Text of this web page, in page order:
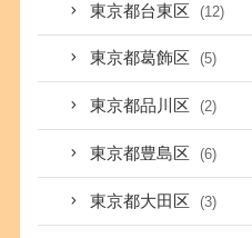
東京都台東区 (12)
東京都葛飾区 (5)
東京都品川区 (2)
東京都豊島区 (6)
東京都大田区 (3)